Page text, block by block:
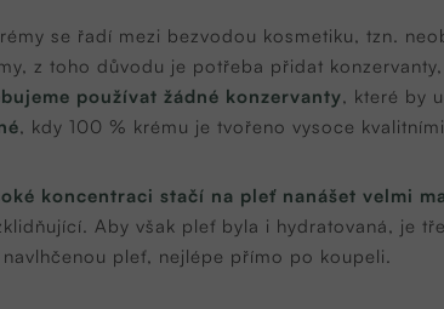
se řadí mezi bezvodou kosmetiku, tzn.
z toho důvodu je potřeba přidat
používat žádné konzervanty, které by
, kdy 100 % krému je tvořeno vysoce
koncentraci stačí na pleť nanášet velmi
Aby však pleť byla i hydratovaná, je
navlhčenou pleť, nejlépe přímo po koupeli.